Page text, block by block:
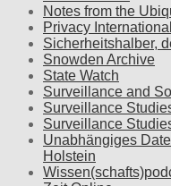
Notes from the
Privacy International
Sicherheitshalber,
Snowden Archive
State Watch
Surveillance and
Surveillance
Surveillance
Unabhängiges
Holstein